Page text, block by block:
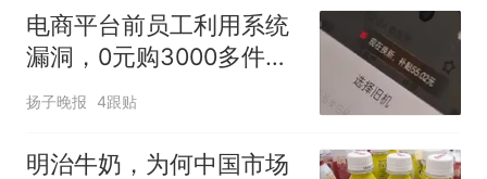
电商平台前员工利用系统
漏洞，0元购3000多件家
电！
扬子晚报 4跟贴
明治牛奶，为何中国市场